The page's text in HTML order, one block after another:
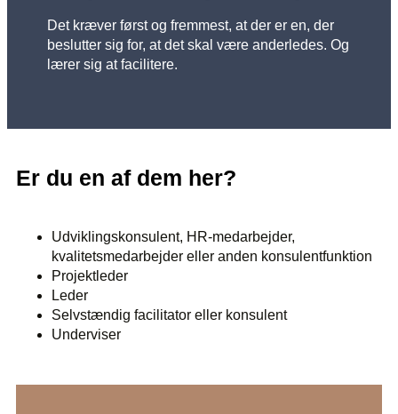
Det kræver først og fremmest, at der er en, der
beslutter sig for, at det skal være anderledes. Og
lærer sig at facilitere.
Er du en af dem her?
Udviklingskonsulent, HR-medarbejder,
kvalitetsmedarbejder eller anden konsulentfunktion
Projektleder
Leder
Selvstændig facilitator eller konsulent
Underviser